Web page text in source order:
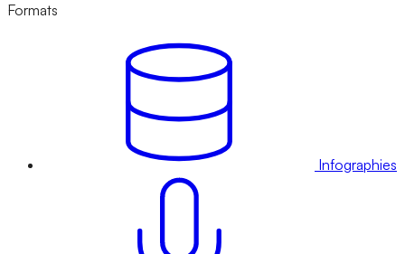
Formats
Infographies